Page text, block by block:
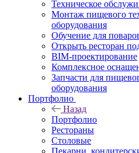
Техническое
Монтаж пищевого
оборудования
Обучение для
Открыть ресторан
BIM-проектирование
Комплексное
Запчасти для
оборудования
Портфолио
Назад
Портфолио
Рестораны
Столовые
Пекарни,